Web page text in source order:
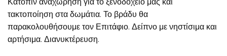
τακτοποίηση στα δωμάτια. Το βράδυ θα
παρακολουθήσουμε τον Επιτάφιο. Δείπνο με νηστίσιμα και
αρτήσιμα. Διανυκτέρευση.